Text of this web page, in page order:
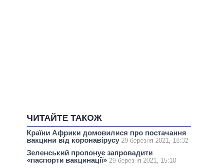
ЧИТАЙТЕ ТАКОЖ
Країни Африки домовилися про постачання
вакцини від коронавірусу 29 березня 2021, 18:32
Зеленський пропонує запровадити
«паспорти вакцинації» 29 березня 2021, 15:10